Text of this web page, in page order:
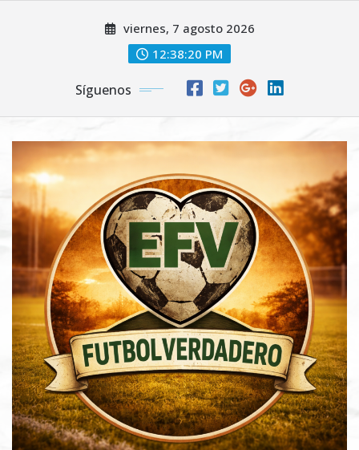
viernes, 7 agosto 2026
12:38:22 PM
Síguenos